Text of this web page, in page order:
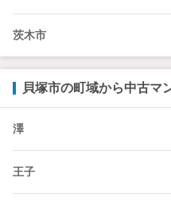
茨木市
貝塚市の町域から中古マ
澤
王子